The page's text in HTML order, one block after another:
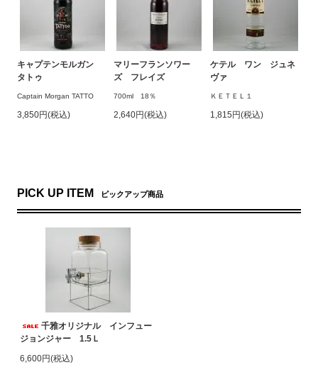
キャプテンモルガン
タトゥ
Captain Morgan TATTO
3,850円(税込)
マリーフランソワー
ズ フレイズ
700ml 18％
2,640円(税込)
ケテル ワン ジュネ
ヴァ
ＫＥＴＥＬ１
1,815円(税込)
PICK UP ITEM ピックアップ商品
千雅オリジナル インフュー
ジョンジャー 1.5Ｌ
6,600円(税込)